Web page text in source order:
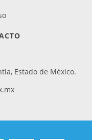
Estado de México.